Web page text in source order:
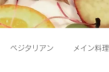
ベジタリアン メイン料理